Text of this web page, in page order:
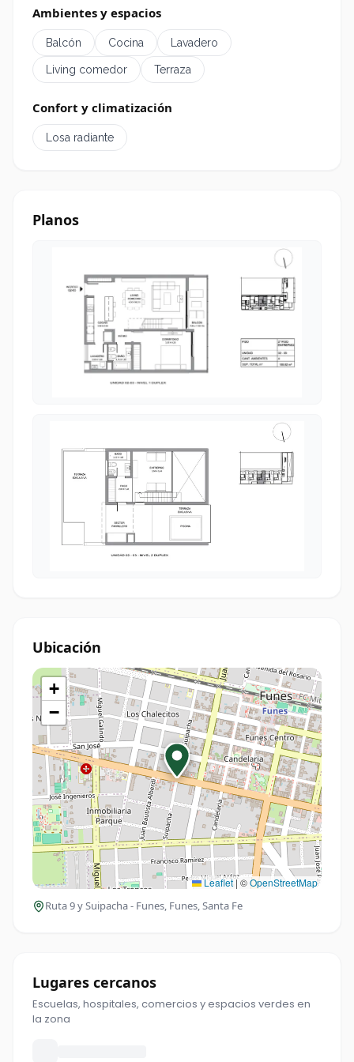
Posesión inmediata.
Cochera opcional.
Ambientes y espacios
Balcón Cocina Lavadero
Living comedor Terraza
Confort y climatización
Losa radiante
Planos
Ubicación
+
−
Leaflet|©OpenStreetMap
Ruta 9 y Suipacha - Funes, Funes, Santa Fe
Lugares cercanos
Escuelas, hospitales, comercios y espacios verdes en
la zona